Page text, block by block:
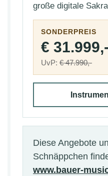
große digitale
SONDERPREIS
€ 31.999,-
UvP: € 47.990,-
Diese Angebote
Schnäppchen
www.bauer-